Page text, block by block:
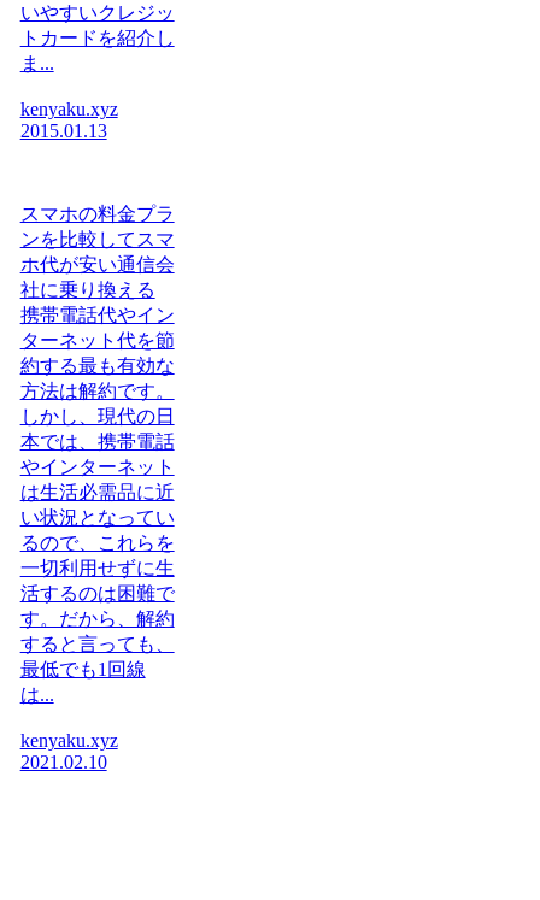
いやすいクレジッ
トカードを紹介し
ま...
kenyaku.xyz
2015.01.13
スマホの料金プラ
ンを比較してスマ
ホ代が安い通信会
社に乗り換える
携帯電話代やイン
ターネット代を節
約する最も有効な
方法は解約です。
しかし、現代の日
本では、携帯電話
やインターネット
は生活必需品に近
い状況となってい
るので、これらを
一切利用せずに生
活するのは困難で
す。だから、解約
すると言っても、
最低でも1回線
は...
kenyaku.xyz
2021.02.10